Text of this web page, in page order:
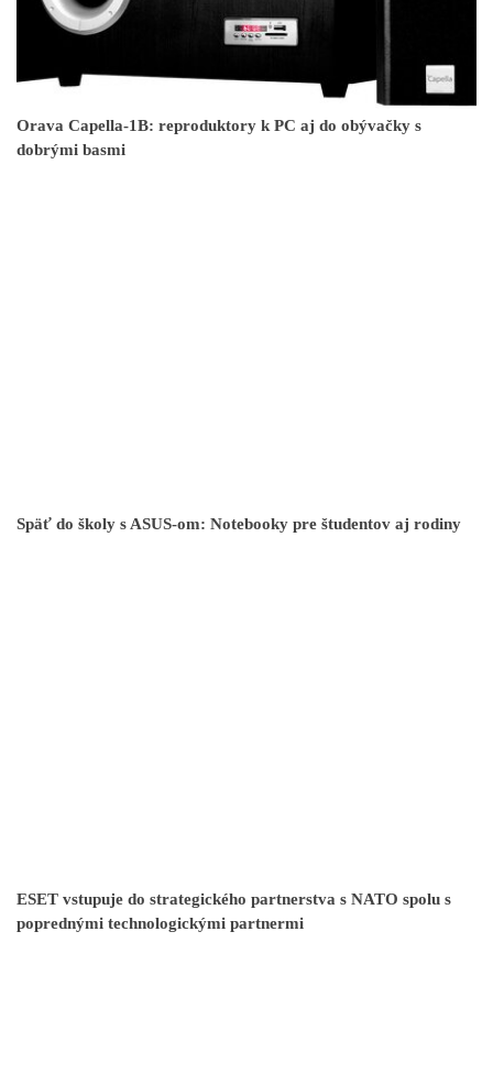
Orava Capella-1B: reproduktory k PC aj do obývačky s
dobrými basmi
Späť do školy s ASUS-om: Notebooky pre študentov aj rodiny
ESET vstupuje do strategického partnerstva s NATO spolu s
poprednými technologickými partnermi